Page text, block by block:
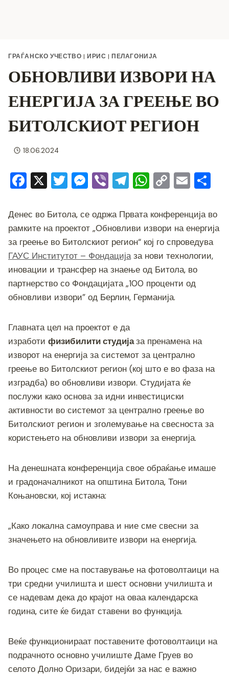
ГРАЃАНСКО УЧЕСТВО | ИРИС |ПЕЛАГОНИЈА
ОБНОВЛИВИ ИЗВОРИ НА
ЕНЕРГИЈА ЗА ГРЕЕЊЕ ВО
БИТОЛСКИОТ РЕГИОН
18.06.2024
F
c
e
b
o
o
k
X T
tt
er
M
ss
e
n
g
er
Vi
er
T
e
gr
a
m
W
at
s
A
p
p
C
p
y
Li
n
k
E
ai
l
ar
e
Денес во Битола, се одржа Првата конференција во
рамките на проектот „Обновливи извори на енергија
за греење во Битолскиот регион“ кој го спроведува
ГАУС Институтот – Фондацијаза нови технологии,
иновации и трансфер на знаење од Битола, во
партнерство со Фондацијата „100 проценти од
обновливи извори” од Берлин, Германија.
Главната цел на проектот е да
изработи физибилити студијаза пренамена на
изворот на енергија за системот за централно
греење во Битолскиот регион (кој што е во фаза на
изградба) во обновливи извори. Студијата ќе
послужи како основа за идни инвестициски
активности во системот за централно греење во
Битолскиот регион и зголемување на свесноста за
користењето на обновливи извори за енергија.
На денешната конференција свое обраќање имаше
и градоначалникот на општина Битола, Тони
Коњановски, кој истакна:
„Како локална самоуправа и ние сме свесни за
значењето на обновливите извори на енергија.
Во процес сме на поставување на фотоволтаици на
три средни училишта и шест основни училишта и
се надевам дека до крајот на оваа календарска
година, сите ќе бидат ставени во функција.
Веќе функционираат поставените фотоволтаици на
подрачното основно училиште Даме Груев во
селото Долно Оризари, бидејќи за нас е важно